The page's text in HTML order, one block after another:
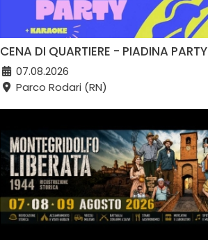
CENA DI QUARTIERE - PIADINA PARTY
07.08.2026
Parco Rodari (RN)